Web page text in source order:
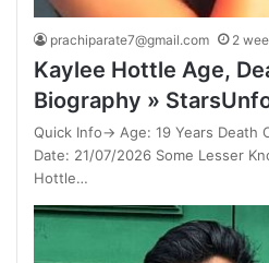
prachiparate7@gmail.com 2
Kaylee Hottle Age,
Biography »
Quick Info→ Age: 19 Years Death
Date: 21/07/2026 Some Lesser
Hottle…